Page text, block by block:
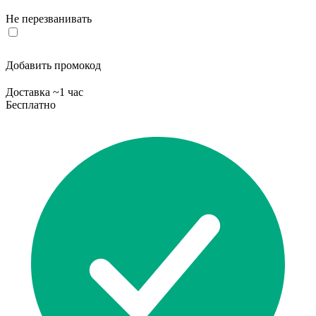
Не перезванивать
Добавить промокод
Доставка ~1 час
Бесплатно